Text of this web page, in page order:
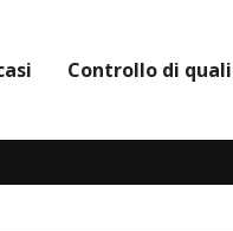
Controllo di